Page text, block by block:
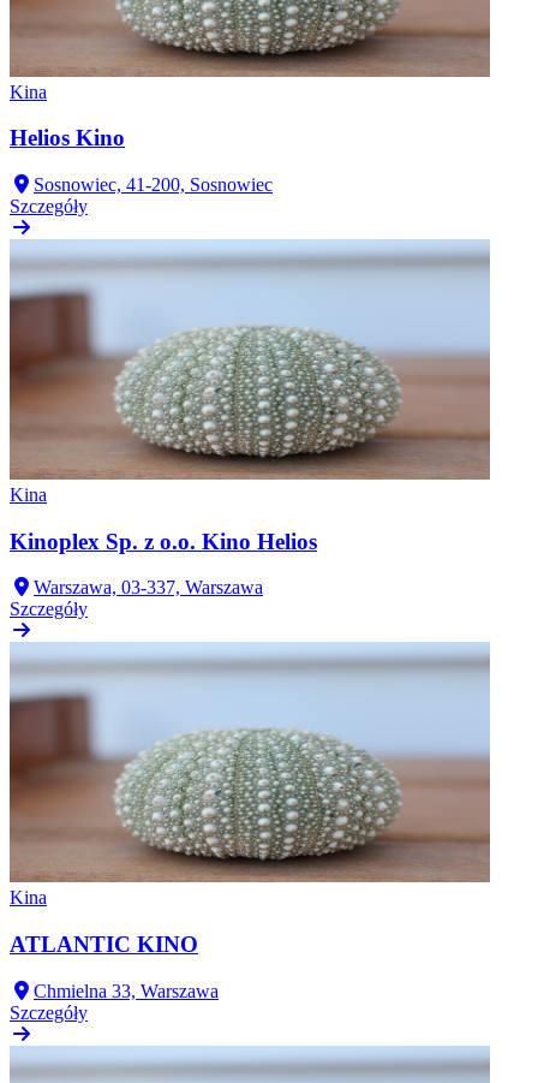
Kina
Helios Kino
Sosnowiec, 41-200, Sosnowiec
Szczegóły
Kina
Kinoplex Sp. z o.o. Kino Helios
Warszawa, 03-337, Warszawa
Szczegóły
Kina
ATLANTIC KINO
Chmielna 33, Warszawa
Szczegóły